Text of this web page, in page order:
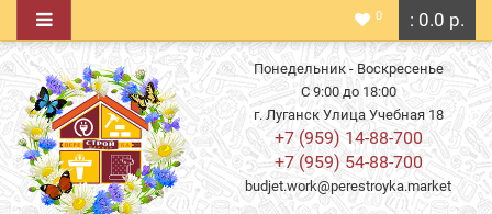
: 0.0 р.
0
Понедельник - Воскресенье
С 9:00 до 18:00
г. Луганск Улица Учебная 18
+7 (959) 14-88-700
+7 (959) 54-88-700
budjet.work@perestroyka.market